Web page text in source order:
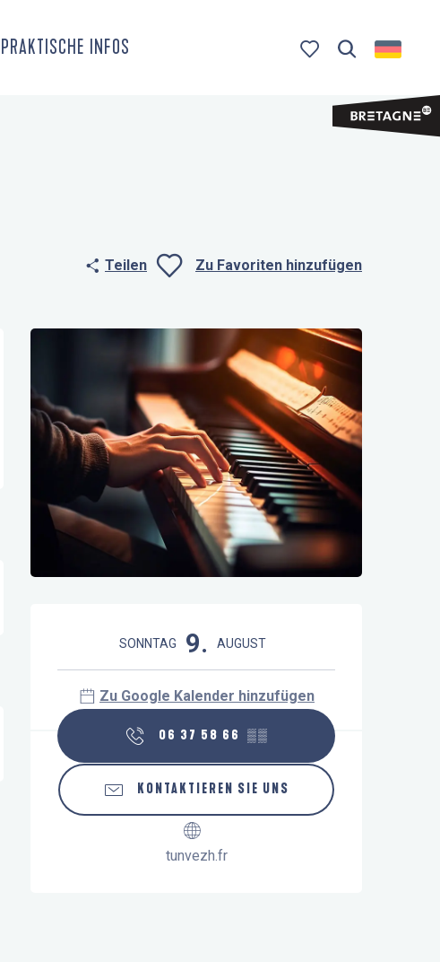
PRAKTISCHE INFOS
Teilen Zu Favoriten hinzufügen
Öffnungszeiten & Kontaktdaten
SONNTAG 9. AUGUST
Zu Google Kalender hinzufügen
06 37 58 66 ▒▒
KONTAKTIEREN SIE UNS
tunvezh.fr